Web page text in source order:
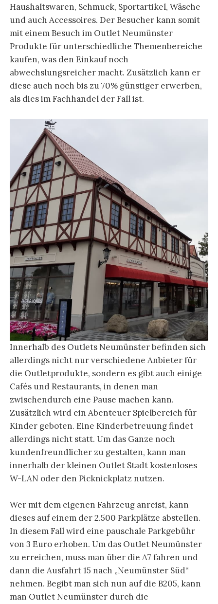
Haushaltswaren, Schmuck, Sportartikel, Wäsche
und auch Accessoires. Der Besucher kann somit
mit einem Besuch im Outlet Neumünster
Produkte für unterschiedliche Themenbereiche
kaufen, was den Einkauf noch
abwechslungsreicher macht. Zusätzlich kann er
diese auch noch bis zu 70% günstiger erwerben,
als dies im Fachhandel der Fall ist.
Innerhalb des Outlets Neumünster befinden sich
allerdings nicht nur verschiedene Anbieter für
die Outletprodukte, sondern es gibt auch einige
Cafés und Restaurants, in denen man
zwischendurch eine Pause machen kann.
Zusätzlich wird ein Abenteuer Spielbereich für
Kinder geboten. Eine Kinderbetreuung findet
allerdings nicht statt. Um das Ganze noch
kundenfreundlicher zu gestalten, kann man
innerhalb der kleinen Outlet Stadt kostenloses
W-LAN oder den Picknickplatz nutzen.
Wer mit dem eigenen Fahrzeug anreist, kann
dieses auf einem der 2.500 Parkplätze abstellen.
In diesem Fall wird eine pauschale Parkgebühr
von 3 Euro erhoben. Um das Outlet Neumünster
zu erreichen, muss man über die A7 fahren und
dann die Ausfahrt 15 nach „Neumünster Süd“
nehmen. Begibt man sich nun auf die B205, kann
man Outlet Neumünster durch die